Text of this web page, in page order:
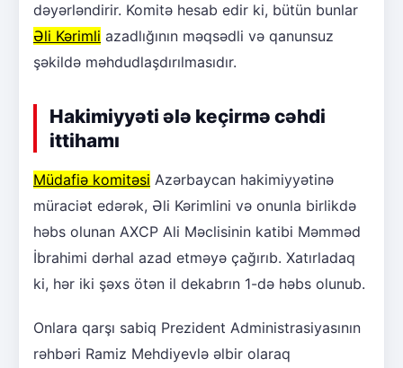
dəyərləndirir. Komitə hesab edir ki, bütün bunlar
Əli Kərimli azadlığının məqsədli və qanunsuz
şəkildə məhdudlaşdırılmasıdır.
Hakimiyyəti ələ keçirmə cəhdi
ittihamı
Müdafiə komitəsi Azərbaycan hakimiyyətinə
müraciət edərək, Əli Kərimlini və onunla birlikdə
həbs olunan AXCP Ali Məclisinin katibi Məmməd
İbrahimi dərhal azad etməyə çağırıb. Xatırladaq
ki, hər iki şəxs ötən il dekabrın 1-də həbs olunub.
Onlara qarşı sabiq Prezident Administrasiyasının
rəhbəri Ramiz Mehdiyevlə əlbir olaraq